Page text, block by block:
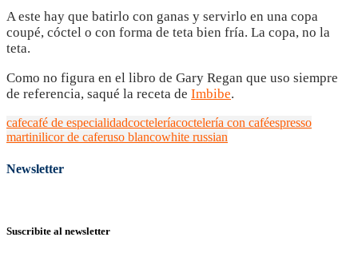
A este hay que batirlo con ganas y servirlo en una copa
coupé, cóctel o con forma de teta bien fría. La copa, no la
teta.
Como no figura en el libro de Gary Regan que uso siempre
de referencia, saqué la receta de Imbibe.
cafecafé de especialidadcocteleríacoctelería con caféespresso
martinilicor de caferuso blancowhite russian
Newsletter
Suscribite al newsletter